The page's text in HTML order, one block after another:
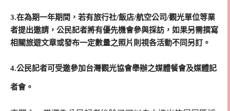
3.在為期一年期間，若有旅行社/飯店/航空公司/觀光單位等業
者提出邀請，公民記者將有優先機會參與採訪，如果另需撰寫
相關旅遊文章或發布一定數量之照片則視各活動不同另訂。
4.公民記者可受邀參加台灣觀光協會舉辦之媒體餐會及媒體記
者會。